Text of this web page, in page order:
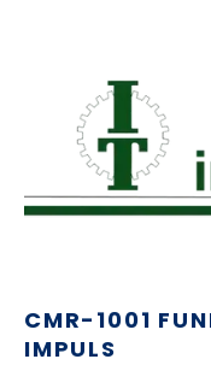
CMR-1001
IMPULS